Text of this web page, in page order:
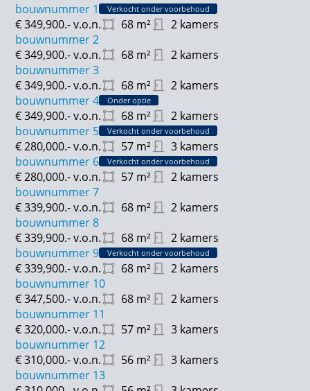
bouwnummer 1 Verkocht onder voorbehoud
68 m² 2 kamers
€ 349,900.-v.o.n.
bouwnummer 2
68 m² 2 kamers
€ 349,900.-v.o.n.
bouwnummer 3
68 m² 2 kamers
€ 349,900.-v.o.n.
bouwnummer 4
Onder optie
68 m² 2 kamers
€ 349,900.-v.o.n.
bouwnummer 5
Verkocht onder voorbehoud
57 m² 3 kamers
€ 280,000.-v.o.n.
bouwnummer 6
Verkocht onder voorbehoud
57 m² 2 kamers
€ 280,000.-v.o.n.
bouwnummer 7
68 m² 2 kamers
€ 339,900.-v.o.n.
bouwnummer 8
68 m² 2 kamers
€ 339,900.-v.o.n.
bouwnummer 9
Verkocht onder voorbehoud
68 m² 2 kamers
€ 339,900.-v.o.n.
bouwnummer 10
68 m² 2 kamers
€ 347,500.-v.o.n.
bouwnummer 11
57 m² 3 kamers
€ 320,000.-v.o.n.
bouwnummer 12
56 m² 3 kamers
€ 310,000.-v.o.n.
bouwnummer 13